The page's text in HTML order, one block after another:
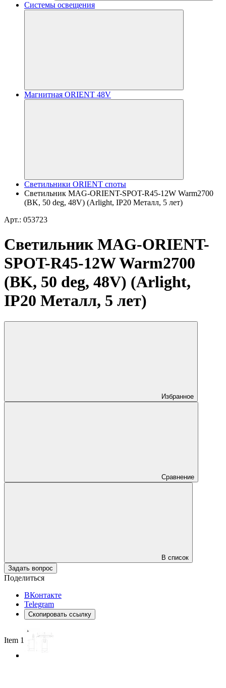
Системы освещения
Магнитная ORIENT 48V
Светильники ORIENT споты
Светильник MAG-ORIENT-SPOT-R45-12W Warm2700
(BK, 50 deg, 48V) (Arlight, IP20 Металл, 5 лет)
Арт.: 053723
Светильник MAG-ORIENT-
SPOT-R45-12W Warm2700
(BK, 50 deg, 48V) (Arlight,
IP20 Металл, 5 лет)
Избранное
Сравнение
В список
Задать вопрос
Поделиться
ВКонтакте
Telegram
Скопировать ссылку
Item 1 of 3